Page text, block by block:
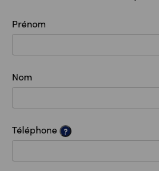
Prénom
Nom
Téléphone ?